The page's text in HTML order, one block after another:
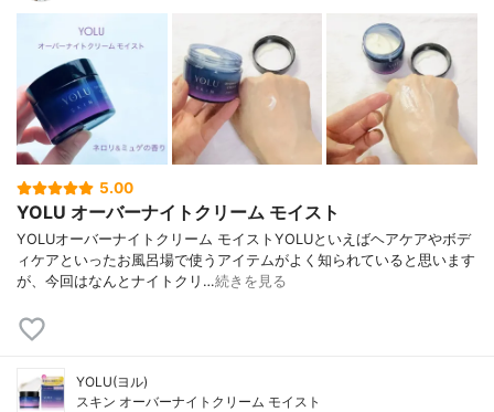
5.00
YOLU オーバーナイトクリーム モイスト
YOLUオーバーナイトクリーム モイストYOLUといえばヘアケアやボデ
ィケアといったお風呂場で使うアイテムがよく知られていると思います
が、今回はなんとナイトクリ…続きを見る
YOLU(ヨル)
スキン オーバーナイトクリーム モイスト